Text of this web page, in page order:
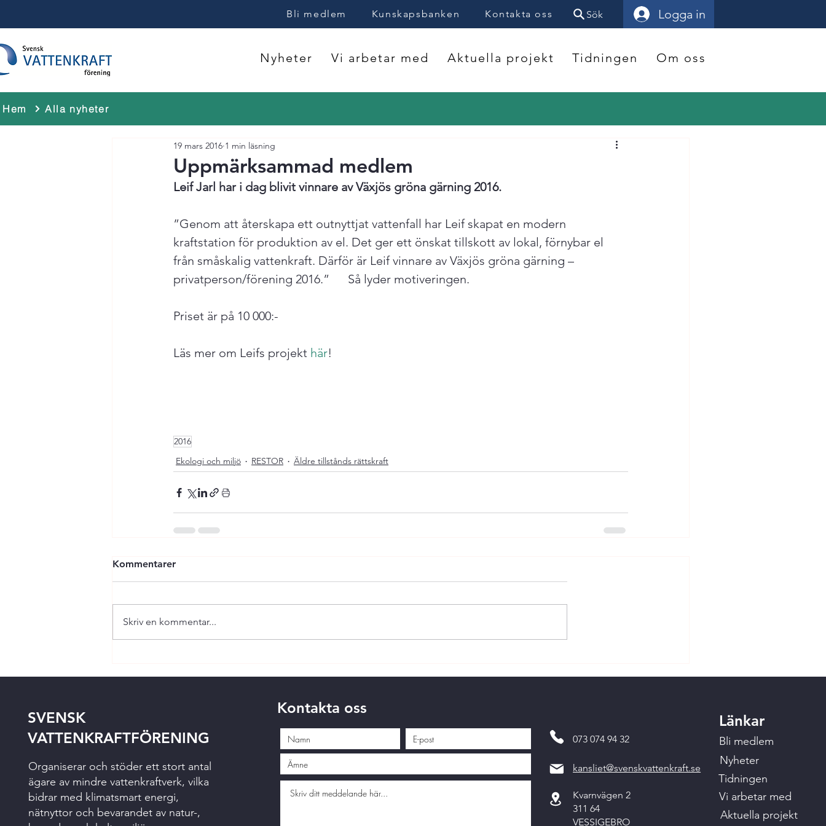
Bli medlem Kunskapsbanken Kontakta oss Sök Logga in
Nyheter Vi arbetar med Aktuella projekt Tidningen Om oss
Hem Alla nyheter
Uppmärksammad medlem
19 mars 2016 1 min läsning
Leif Jarl har i dag blivit vinnare av Växjös gröna gärning 2016.
”Genom att återskapa ett outnyttjat vattenfall har Leif skapat en modern
kraftstation för produktion av el. Det ger ett önskat tillskott av lokal, förnybar el
från småskalig vattenkraft. Därför är Leif vinnare av Växjös gröna gärning –
privatperson/förening 2016.”      Så lyder motiveringen.
Priset är på 10 000:-
Läs mer om Leifs projekt här!
2016
Ekologi och miljö
RESTOR Äldre tillstånds rättskraft
Kommentarer
Skriv en kommentar...
SVENSK
VATTENKRAFTFÖRENING
Organiserar och stöder ett stort antal
ägare av mindre vattenkraftverk, vilka
bidrar med klimatsmart energi,
nätnyttor och bevarandet av natur-,
Kontakta oss
073 074 94 32
kansliet@svenskvattenkraft.se
Kvarnvägen 2
311 64
VESSIGEBRO
Länkar
Bli medlem
Nyheter
Tidningen
Vi arbetar med
Aktuella projekt